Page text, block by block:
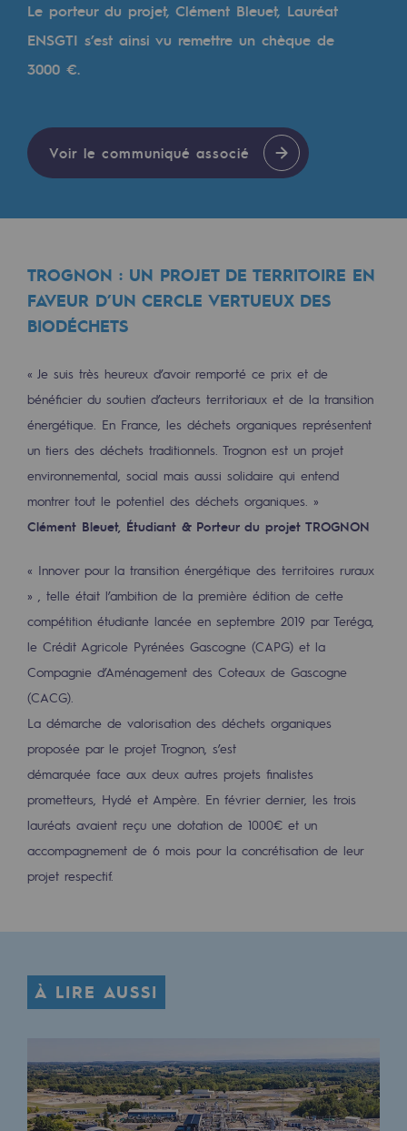
Gaz renouvelables et procédés
Pyrogazéification et gazéification
Captage de CO2
Nouveaux usages
Concertations CH4, H2 et CO2
Espace pédagogique
2050 : un monde d’énergies
Objectif Hydrogène
CCUS Objectif Zéro CO2
Objectif Biométhane
Le Labo
Acteur engagé
Acteur engagé
Ambition RSE
Responsabilité environnementale
Responsabilité environnementale
BE POSITIF, le programme de
Décarbonation : une priorité
Limitation des émissions atmosphériques
Gestion de l'énergie
Préservation de la biodiversité
Responsabilité sociale et territoriale
Energiz Mouv
Le programme social et territorial de
Territorial
Le porteur du projet, Clément Bleuet, Lauréat
ENSGTI s’est ainsi vu remettre un chèque de
3000 €.
Voir le communiqué associé
TROGNON : UN PROJET DE TERRITOIRE EN
FAVEUR D’UN CERCLE VERTUEUX DES
BIODÉCHETS
« Je suis très heureux d’avoir remporté ce prix et de
bénéficier du soutien d’acteurs territoriaux et de la transition
énergétique. En France, les déchets organiques représentent
un tiers des déchets traditionnels. Trognon est un projet
environnemental, social mais aussi solidaire qui entend
montrer tout le potentiel des déchets organiques. »
Clément Bleuet, Étudiant & Porteur du projet TROGNON
« Innover pour la transition énergétique des territoires ruraux
» , telle était l’ambition de la première édition de cette
compétition étudiante lancée en septembre 2019 par Teréga,
le Crédit Agricole Pyrénées Gascogne (CAPG) et la
Compagnie d’Aménagement des Coteaux de Gascogne
(CACG).
La démarche de valorisation des déchets organiques
proposée par le projet Trognon, s’est
démarquée face aux deux autres projets finalistes
prometteurs, Hydé et Ampère. En février dernier, les trois
lauréats avaient reçu une dotation de 1000€ et un
accompagnement de 6 mois pour la concrétisation de leur
projet respectif.
À LIRE AUSSI